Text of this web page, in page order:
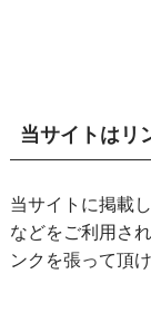
当サイトはリ
当サイトに掲載
などをご利用さ
ンクを張って頂